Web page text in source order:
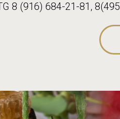
8 (916) 684-21-81,